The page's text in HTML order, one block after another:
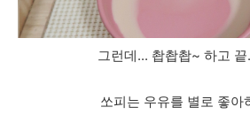
그런데... 촵촵촵~ 하고
쏘피는 우유를 별로 좋아